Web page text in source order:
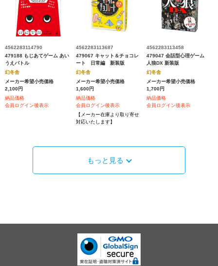
4562283114790
479188 もじあてゲーム あい
うえバトル
幻冬舎
メーカー希望小売価格
2,100円
納品価格
会員ログイン後表示
4562283113687
479067 キャット＆チョコレ
ート 日常編 新装版
幻冬舎
メーカー希望小売価格
1,600円
納品価格
会員ログイン後表示
【メーカー在庫より取り寄せ
対応いたします】
4562283113458
479047 会話型心理ゲーム
人狼DX 新装版
幻冬舎
メーカー希望小売価格
1,700円
納品価格
会員ログイン後表示
もっと見る